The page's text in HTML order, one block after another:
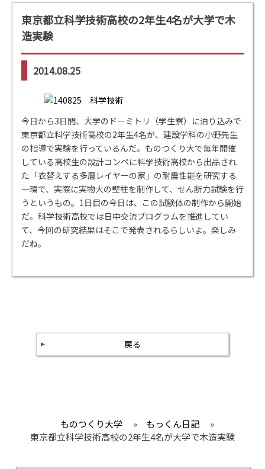
東京都立科学技術高校の2年生4名が大学で木
造実験
2014.08.25
今日から3日間、大学のドーミトリ（学生寮）に泊り込みで
東京都立科学技術高校の2年生4名が、建設学科の小野先生
の指導で実験を行っているんだ。ものつくり大で毎年開催
している高校生の設計コンペに科学技術高校から出品され
た「衣替えする多層レイヤーの家」の耐震性能を研究する
一環で、実際に実物大の壁柱を制作して、せん断力試験を行
うというもの。1日目の今日は、この試験体の制作から開始
だ。科学技術高校では日中交流プログラムを推進してい
て、今回の研究結果はそこで発表されるらしいよ。楽しみ
だね。
戻る
ものつくり大学 » もっくん日記
»
東京都立科学技術高校の2年生4名が大学で木造実験